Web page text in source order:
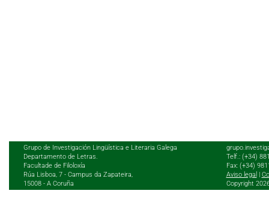
Grupo de Investigación Lingüística e Literaria Galega
Departamento de Letras.
Facultade de Filoloxía
Rúa Lisboa, 7 - Campus da Zapateira,
15008 - A Coruña
Telf.: (+34)
Fax: (+34)
Aviso legal
Copyright